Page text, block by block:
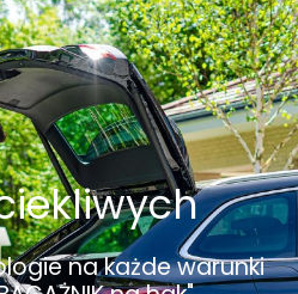
na każde warunki